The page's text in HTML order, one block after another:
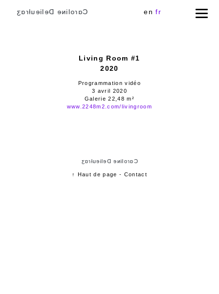
Cɑɾoliɴe Delieuƚɾɑʒ en fr
Living Room #1
2020
Programmation vidéo
3 avril 2020
Galerie 22,48 m²
www.2248m2.com/livingroom
Cɑɾoliɴe Delieuƚɾɑʒ
↑ Haut de page - Contact